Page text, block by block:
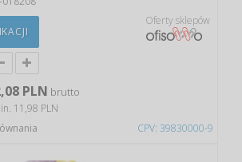
CPV: 39830000-9
Oferty sklepów
PLN brutto
11,98 PLN